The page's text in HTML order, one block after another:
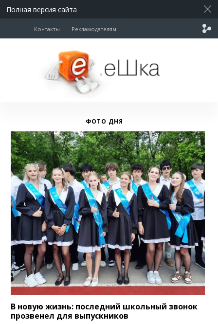
Полная версия сайта
Контакты Рекламодателям
ФОТО ДНЯ
В новую жизнь: последний школьный звонок
прозвенел для выпускников